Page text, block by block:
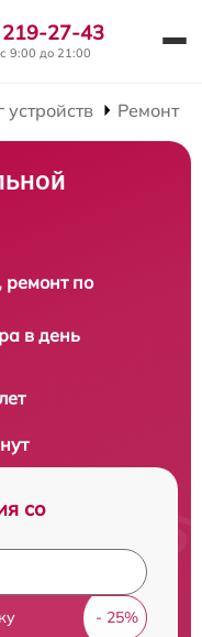
27-43
9:00 до 21:00
устройств Ремонт
ремонт по
в день
со